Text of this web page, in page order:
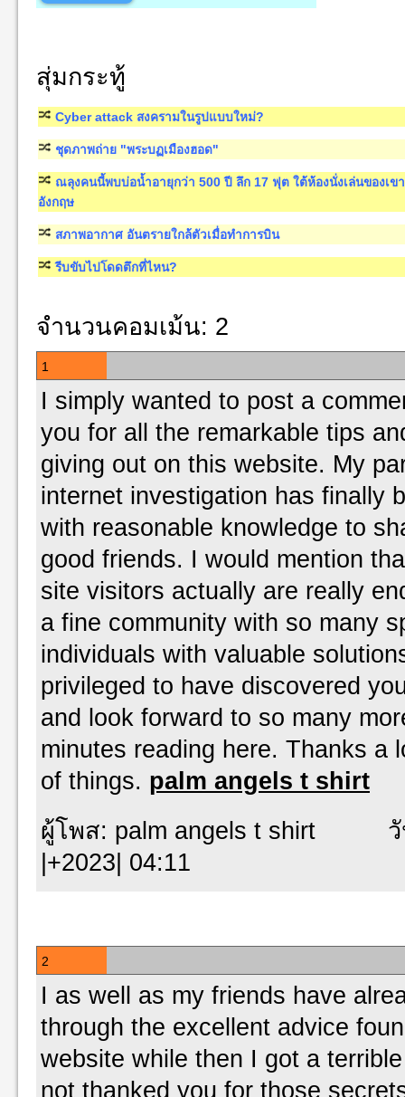
สุ่มกระทู้
Cyber attack สงครามในรูปแบบใหม่?
ชุดภาพถ่าย "พระบฏเมืองฮอด"
ณลุงคนนี้พบบ่อน้ำอายุกว่า 500 ปี ลึก 17 ฟุต ใต้ห้องนั่งเล่นของเข
อังกฤษ
สภาพอากาศ อันตรายใกล้ตัวเมื่อทำการบิน
รีบขับไปโดดตึกที่ไหน?
จำนวนคอมเม้น: 2
1
I simply wanted to post a
you for all the remarkable tips
giving out on this website. My
internet investigation has finally
with reasonable knowledge to
good friends. I would mention
site visitors actually are really
a fine community with so many
individuals with valuable
privileged to have discovered
and look forward to so many
minutes reading here. Thanks a
of things. palm angels t shirt
ผู้โพส: palm angels t shirt วั
|+2023| 04:11
2
I as well as my friends have
through the excellent advice
website while then I got a
not thanked you for those